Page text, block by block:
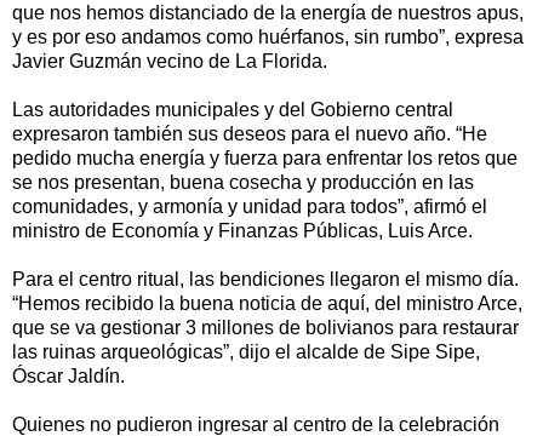
que nos hemos distanciado de la energía de nuestros apus,
y es por eso andamos como huérfanos, sin rumbo”, expresa
Javier Guzmán vecino de La Florida.
Las autoridades municipales y del Gobierno central
expresaron también sus deseos para el nuevo año. “He
pedido mucha energía y fuerza para enfrentar los retos que
se nos presentan, buena cosecha y producción en las
comunidades, y armonía y unidad para todos”, afirmó el
ministro de Economía y Finanzas Públicas, Luis Arce.
Para el centro ritual, las bendiciones llegaron el mismo día.
“Hemos recibido la buena noticia de aquí, del ministro Arce,
que se va gestionar 3 millones de bolivianos para restaurar
las ruinas arqueológicas”, dijo el alcalde de Sipe Sipe,
Óscar Jaldín.
Quienes no pudieron ingresar al centro de la celebración